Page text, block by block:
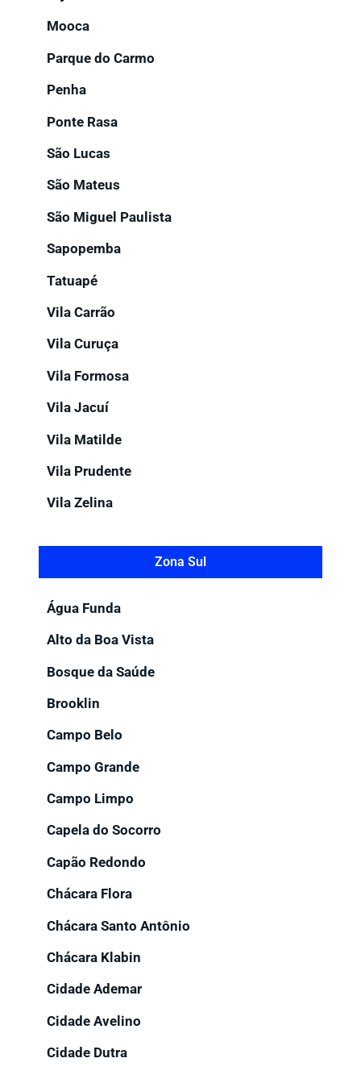
Mooca
Parque do Carmo
Penha
Ponte Rasa
São Lucas
São Mateus
São Miguel Paulista
Sapopemba
Tatuapé
Vila Carrão
Vila Curuça
Vila Formosa
Vila Jacuí
Vila Matilde
Vila Prudente
Vila Zelina
Zona Sul
Água Funda
Alto da Boa Vista
Bosque da Saúde
Brooklin
Campo Belo
Campo Grande
Campo Limpo
Capela do Socorro
Capão Redondo
Chácara Flora
Chácara Santo Antônio
Chácara Klabin
Cidade Ademar
Cidade Avelino
Cidade Dutra